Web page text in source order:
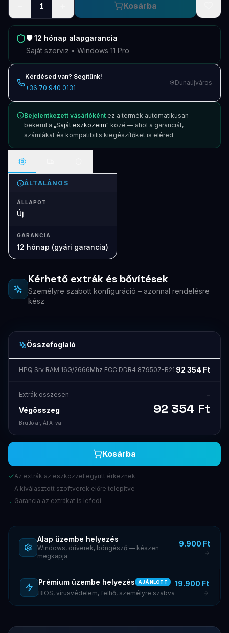
1 Kosárba
🛡️12 hónap alapgarancia
Saját szerviz • Windows 11 Pro
Kérdésed van? Segítünk!
+36 70 940 0131
Dunaújváros
Bejelentkezett vásárlóként ez a termék automatikusan
bekerül a „Saját eszközeim" közé — ahol a garanciát,
számlákat és kompatibilis kiegészítőket is eléred.
ÁLTALÁNOS
ÁLLAPOT
Új
GARANCIA
12 hónap (gyári garancia)
Kérhető extrák és bővítések
Személyre szabott konfiguráció – azonnal rendelésre
kész
Összefoglaló
HPQ Srv RAM 16G/2666Mhz ECC DDR4 879507-B21 92 354 Ft
Extrák összesen –
Végösszeg 92 354 Ft
Bruttó ár, ÁFA-val
Kosárba
Az extrák az eszközzel együtt érkeznek
A kiválasztott szoftverek előre telepítve
Garancia az extrákat is lefedi
Alap üzembe helyezés
Windows, driverek, böngésző — készen
megkapja
9.900 Ft
Prémium üzembe helyezés AJÁNLOTT
BIOS, vírusvédelem, felhő, személyre szabva
19.900 Ft